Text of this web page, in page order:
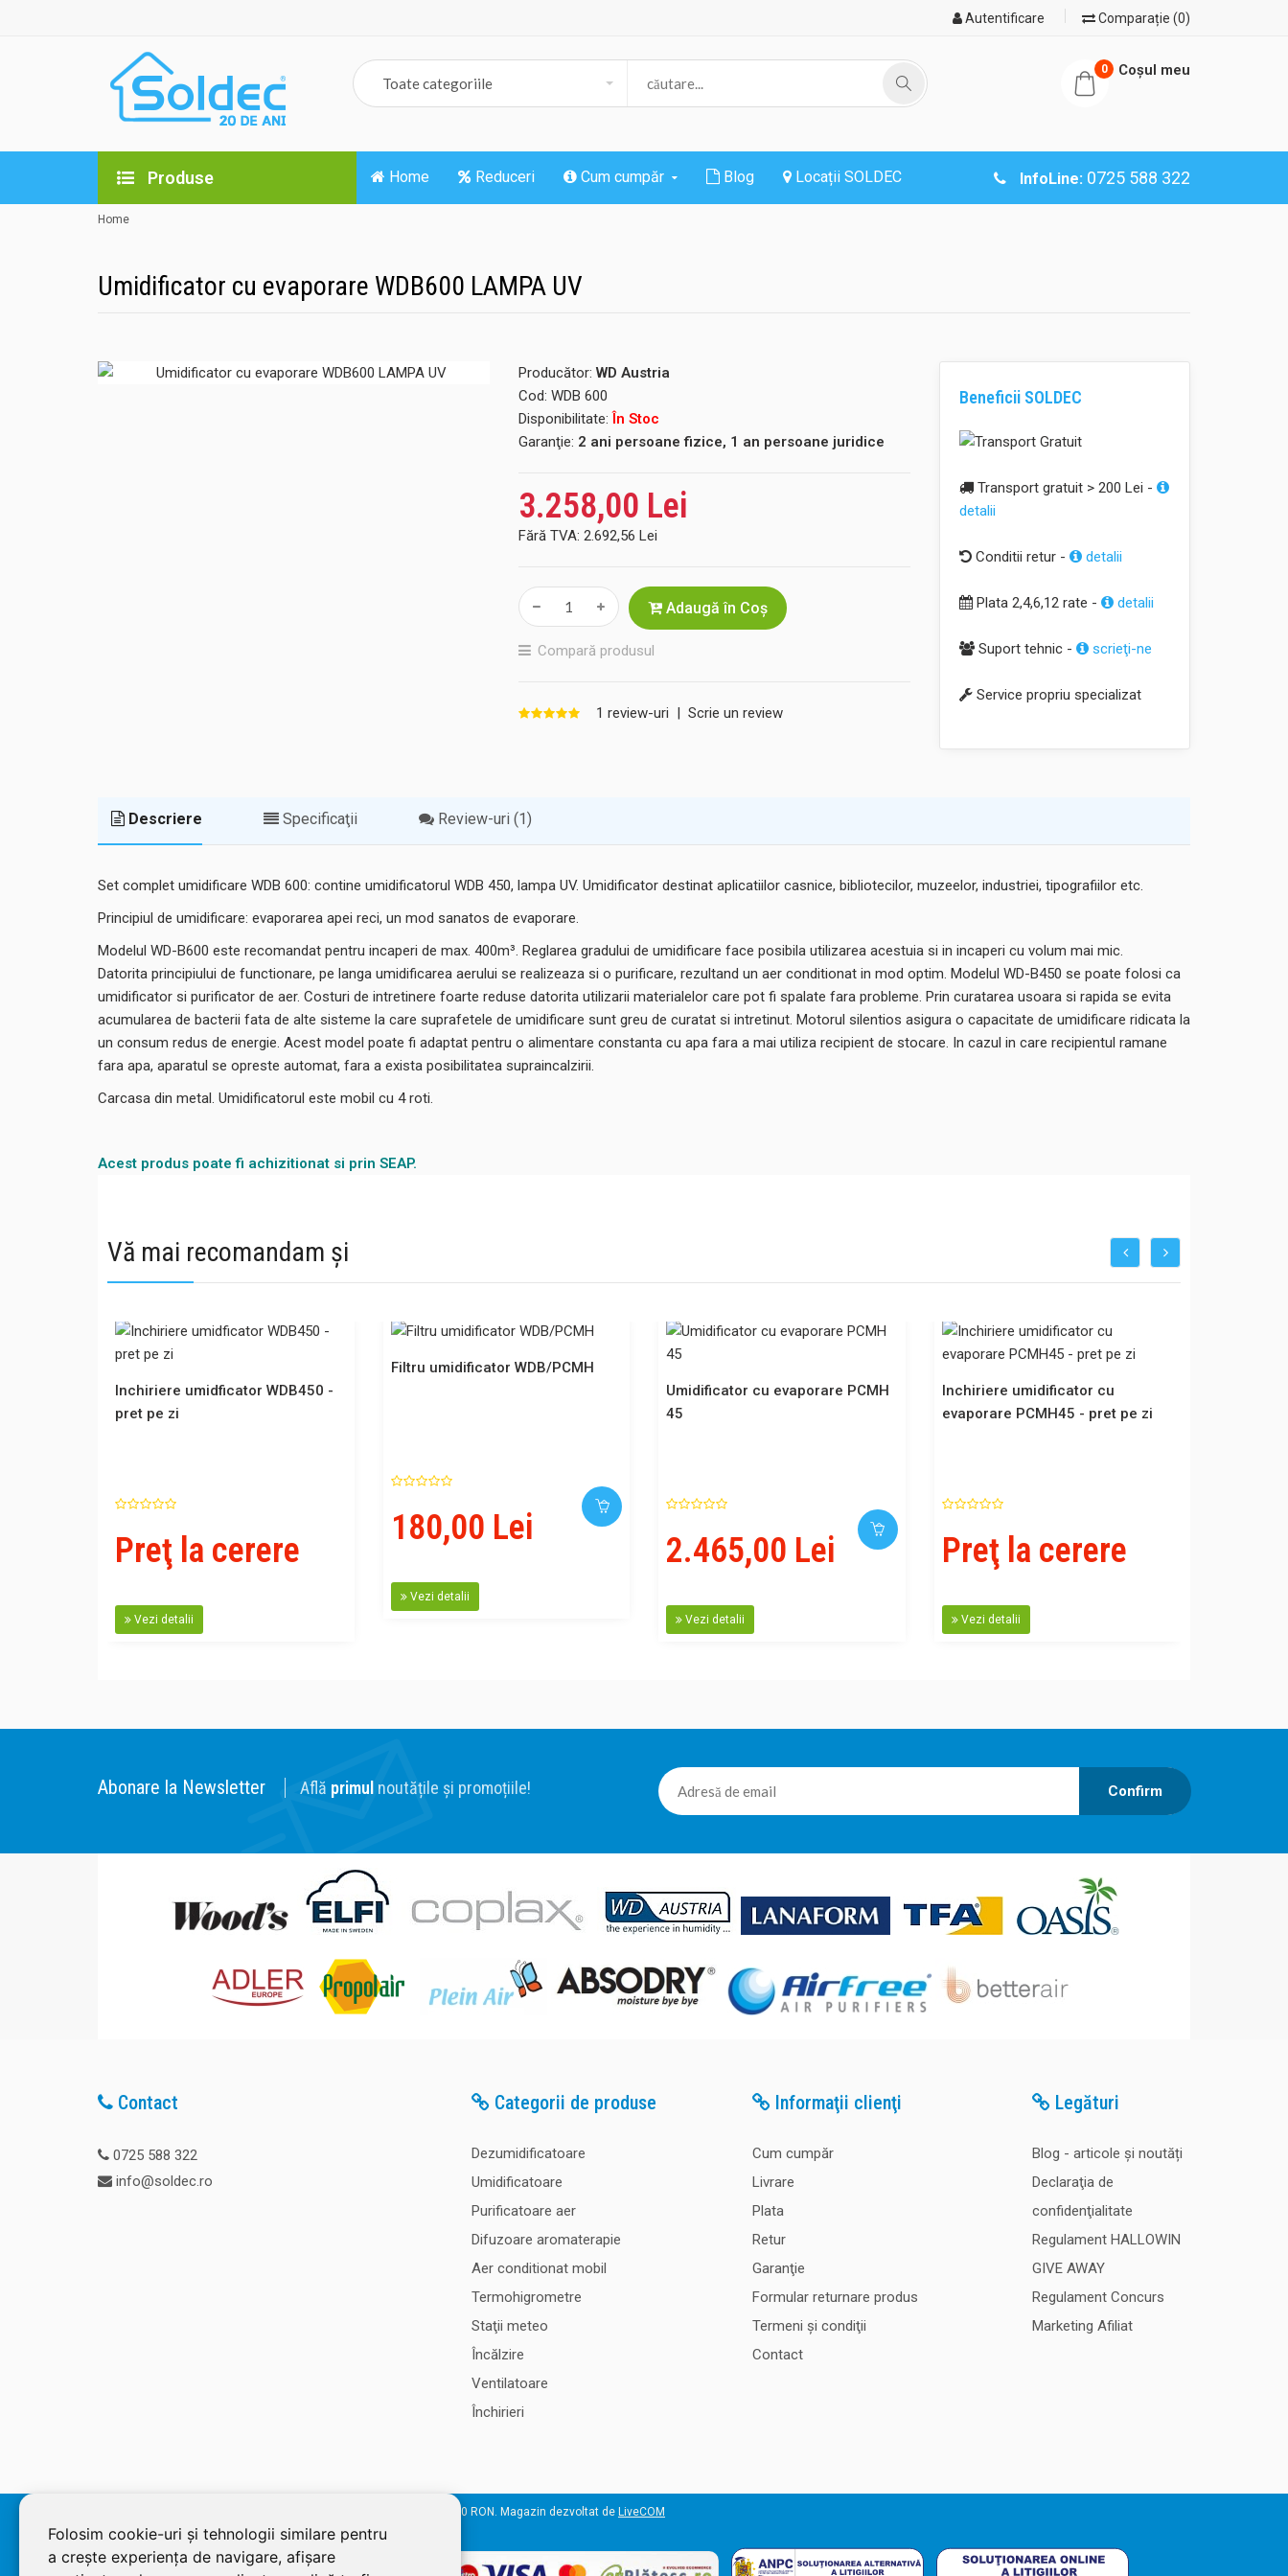
Folosim cookie-uri și tehnologii similare pentru
a crește experiența de navigare, afișare
Autentificare Comparație (0)
0 Coşul meu
Produse Home Reduceri Cum cumpăr Blog InfoLine: 0725 588 322
Locații SOLDEC
Home
Umidificator cu evaporare WDB600 LAMPA UV
Producător: WD Austria
Cod: WDB 600
Disponibilitate: În Stoc
Garanţie: 2 ani persoane fizice, 1 an persoane juridice
3.258,00 Lei
Fără TVA: 2.692,56 Lei
Adaugă în Coş
Compară produsul
1 review-uri | Scrie un review
Beneficii SOLDEC
Transport gratuit > 200 Lei -
detalii
Conditii retur - detalii
Plata 2,4,6,12 rate - detalii
Suport tehnic - scrieţi-ne
Service propriu specializat
Descriere Specificaţii Review-uri (1)
Set complet umidificare WDB 600: contine umidificatorul WDB 450, lampa UV. Umidificator destinat aplicatiilor casnice, bibliotecilor, muzeelor, industriei, tipografiilor etc.
Principiul de umidificare: evaporarea apei reci, un mod sanatos de evaporare.
Modelul WD-B600 este recomandat pentru incaperi de max. 400m³. Reglarea gradului de umidificare face posibila utilizarea acestuia si in incaperi cu volum mai mic.
Datorita principiului de functionare, pe langa umidificarea aerului se realizeaza si o purificare, rezultand un aer conditionat in mod optim. Modelul WD-B450 se poate folosi ca
umidificator si purificator de aer. Costuri de intretinere foarte reduse datorita utilizarii materialelor care pot fi spalate fara probleme. Prin curatarea usoara si rapida se evita
acumularea de bacterii fata de alte sisteme la care suprafetele de umidificare sunt greu de curatat si intretinut. Motorul silentios asigura o capacitate de umidificare ridicata la
un consum redus de energie. Acest model poate fi adaptat pentru o alimentare constanta cu apa fara a mai utiliza recipient de stocare. In cazul in care recipientul ramane
fara apa, aparatul se opreste automat, fara a exista posibilitatea supraincalzirii.
Carcasa din metal. Umidificatorul este mobil cu 4 roti.
Acest produs poate fi achizitionat si prin SEAP.
Vă mai recomandam și
Inchiriere umidficator WDB450 -
pret pe zi
Preţ la cerere
Vezi detalii
Filtru umidificator WDB/PCMH
180,00 Lei
Vezi detalii
Umidificator cu evaporare PCMH
45
2.465,00 Lei
Vezi detalii
Inchiriere umidificator cu
evaporare PCMH45 - pret pe zi
Preţ la cerere
Vezi detalii
Abonare la Newsletter Află primul noutățile și promoțiile! Confirm
Contact
0725 588 322
info@soldec.ro
Categorii de produse
Dezumidificatoare
Umidificatoare
Purificatoare aer
Difuzoare aromaterapie
Aer conditionat mobil
Termohigrometre
Staţii meteo
Încălzire
Ventilatoare
Închirieri
Informaţii clienţi
Cum cumpăr
Livrare
Plata
Retur
Garanţie
Formular returnare produs
Termeni şi condiţii
Contact
Legături
Blog - articole și noutăți
Declaraţia de
confidenţialitate
Regulament HALLOWIN
GIVE AWAY
Regulament Concurs
Marketing Afiliat
© 2026 SOLDEC SRL, RO1822625, J12/4355/2005, Cap Social: 50.000 RON. Magazin dezvoltat de LiveCOM